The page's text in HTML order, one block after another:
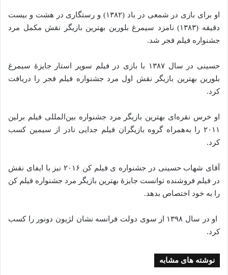
او برای بازی در شمعی در باد (۱۳۸۲) و رستگاری در هشت و بیست
دقیقه (۱۳۸۳) نامزد سیمرغ بلورین بهترین بازیگر نقش مکمل مرد
جشنواره فیلم فجر شد.
حسینی در سال ۱۳۸۷ با بازی در فیلم سوپر استار جایزهٔ سیمرغ
بلورین بهترین بازیگر نقش اول مرد جشنواره فیلم فجر را دریافت
کرد.
او خرس نقره‌ای بهترین بازیگر مرد جشنواره بین‌المللی فیلم برلین
۲۰۱۱ را به‌همراه گروه بازیگران فیلم جدایی نادر از سیمین کسب
کرد.
آقای شهاب حسینی در جشنواره ی فیلم کن ۲۰۱۶ نیز با ایفای نقش
در فیلم فروشنده توانست جایزهٔ بهترین بازیگر مرد جشنواره فیلم کن
را به خود اختصاص بدهد.
او در سال ۱۳۹۸ از سوی دولت فرانسه نشان لژیون دونور را کسب
کرد.
نوشته های مشابه